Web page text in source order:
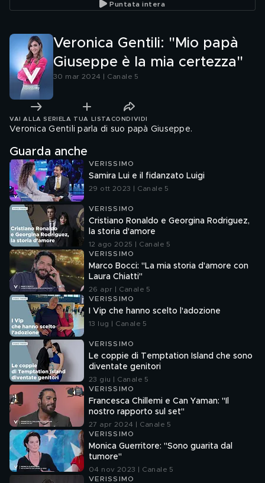
Puntata intera
Veronica Gentili: "Mio papà
Giuseppe è la mia certezza"
30 mar 2024 | Canale 5
VAI ALLA SERIE LA TUA LISTA CONDIVIDI
Veronica Gentili parla di suo papà Giuseppe.
Guarda anche
VERISSIMO
Samira Lui e il fidanzato Luigi
29 ott 2023 | Canale 5
VERISSIMO
Cristiano Ronaldo e Georgina Rodriguez,
la storia d'amore
12 ago 2025 | Canale 5
VERISSIMO
Marco Bocci: "La mia storia d'amore con
Laura Chiatti"
26 apr | Canale 5
VERISSIMO
I Vip che hanno scelto l'adozione
13 lug | Canale 5
VERISSIMO
Le coppie di Temptation Island che sono
diventate genitori
23 giu | Canale 5
VERISSIMO
Francesca Chillemi e Can Yaman: "Il
nostro rapporto sul set"
27 apr 2024 | Canale 5
VERISSIMO
Monica Guerritore: "Sono guarita dal
tumore"
04 nov 2023 | Canale 5
VERISSIMO